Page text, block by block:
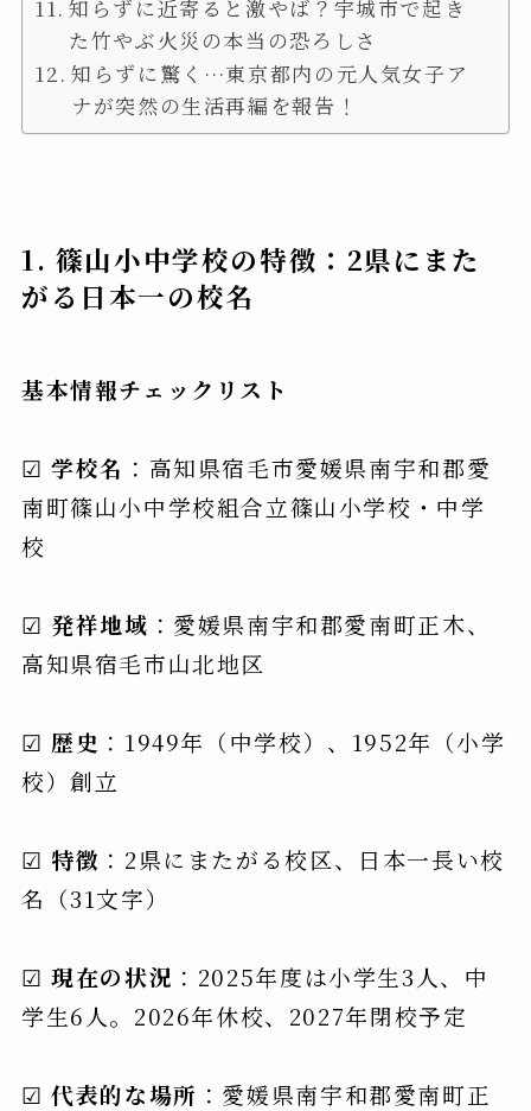
知らずに近寄ると激やば？宇城市で起き
た竹やぶ火災の本当の恐ろしさ
知らずに驚く…東京都内の元人気女子ア
ナが突然の生活再編を報告！
1. 篠山小中学校の特徴：2県にまた
がる日本一の校名
基本情報チェックリスト
☑学校名 ：高知県宿毛市愛媛県南宇和郡愛
南町篠山小中学校組合立篠山小学校・中学
校
☑発祥地域 ：愛媛県南宇和郡愛南町正木、
高知県宿毛市山北地区
☑ 歴史 ：1949年（中学校）、1952年（小学
校）創立
☑ 特徴 ：2県にまたがる校区、日本一長い校
名（31文字）
☑現在の状況 ：2025年度は小学生3人、中
学生6人。2026年休校、2027年閉校予定
☑代表的な場所 ：愛媛県南宇和郡愛南町正